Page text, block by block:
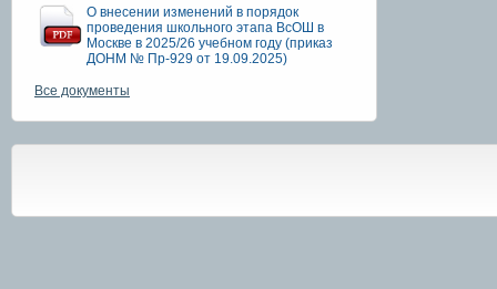
О внесении изменений в порядок
проведения школьного этапа ВсОШ в
Москве в 2025/26 учебном году (приказ
ДОНМ № Пр-929 от 19.09.2025)
Все документы